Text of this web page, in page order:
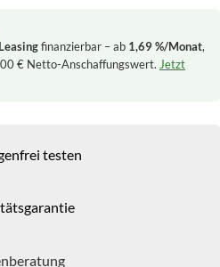
finanzierbar – ab 1,69 %/Monat,
€ Netto-Anschaffungswert. Jetzt
testen